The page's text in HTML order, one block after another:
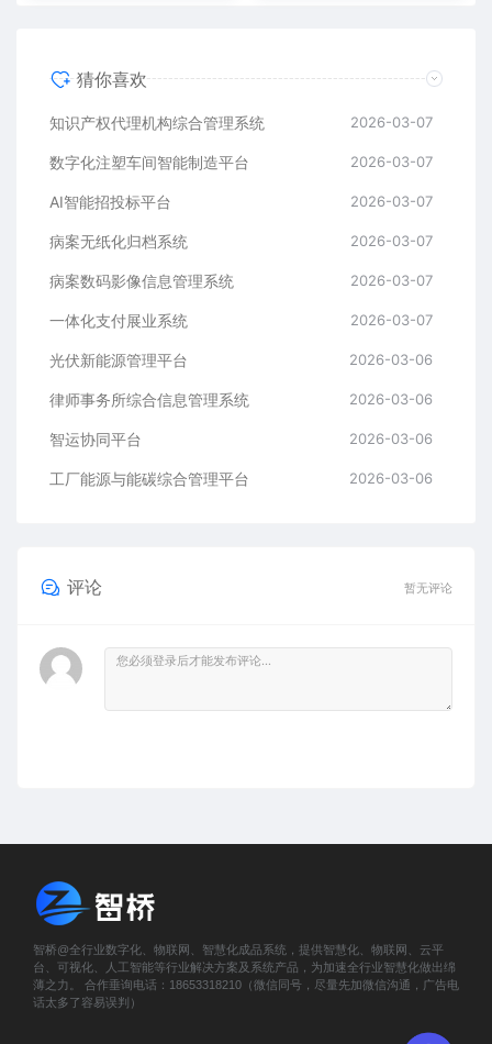
猜你喜欢
知识产权代理机构综合管理系统 2026-03-07
数字化注塑车间智能制造平台 2026-03-07
AI智能招投标平台 2026-03-07
病案无纸化归档系统 2026-03-07
病案数码影像信息管理系统 2026-03-07
一体化支付展业系统 2026-03-07
光伏新能源管理平台 2026-03-06
律师事务所综合信息管理系统 2026-03-06
智运协同平台 2026-03-06
工厂能源与能碳综合管理平台 2026-03-06
评论 暂无评论
智桥@全行业数字化、物联网、智慧化成品系统，提供智慧化、物联网、云平
台、可视化、人工智能等行业解决方案及系统产品，为加速全行业智慧化做出绵
薄之力。 合作垂询电话：18653318210（微信同号，尽量先加微信沟通，广告电
话太多了容易误判）